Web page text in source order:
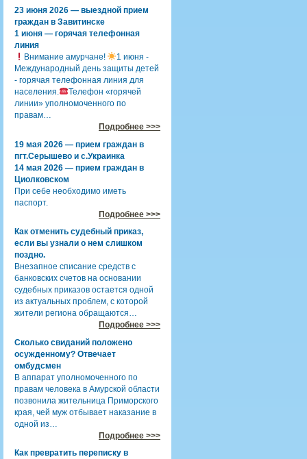
23 июня 2026 — выездной прием
граждан в Завитинске
1 июня — горячая телефонная
линия
Внимание амурчане!
1 июня -
Международный день защиты детей
- горячая телефонная линия для
населения.
Телефон «горячей
линии» уполномоченного по
правам…
Подробнее >>>
19 мая 2026 — прием граждан в
пгт.Серышево и с.Украинка
14 мая 2026 — прием граждан в
Циолковском
При себе необходимо иметь
паспорт.
Подробнее >>>
Как отменить судебный приказ,
если вы узнали о нем слишком
поздно.
Внезапное списание средств с
банковских счетов на основании
судебных приказов остается одной
из актуальных проблем, с которой
жители региона обращаются…
Подробнее >>>
Сколько свиданий положено
осужденному? Отвечает
омбудсмен
В аппарат уполномоченного по
правам человека в Амурской области
позвонила жительница Приморского
края, чей муж отбывает наказание в
одной из…
Подробнее >>>
Как превратить переписку в